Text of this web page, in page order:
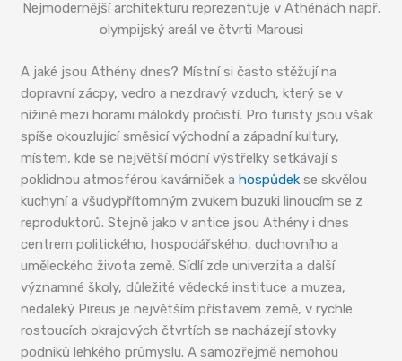
Nejmodernější architekturu reprezentuje v Athénách např.
olympijský areál ve čtvrti Marousi
A jaké jsou Athény dnes? Místní si často stěžují na
dopravní zácpy, vedro a nezdravý vzduch, který se v
nížině mezi horami málokdy pročistí. Pro turisty jsou však
spíše okouzlující směsicí východní a západní kultury,
místem, kde se největší módní výstřelky setkávají s
poklidnou atmosférou kavárniček ahospůdek se skvělou
kuchyní a všudypřítomným zvukem buzuki linoucím se z
reproduktorů. Stejně jako v antice jsou Athény i dnes
centrem politického, hospodářského, duchovního a
uměleckého života země. Sídlí zde univerzita a další
významné školy, důležité vědecké instituce a muzea,
nedaleký Pireus je největším přístavem země, v rychle
rostoucích okrajových čtvrtích se nacházejí stovky
podniků lehkého průmyslu. A samozřejmě nemohou